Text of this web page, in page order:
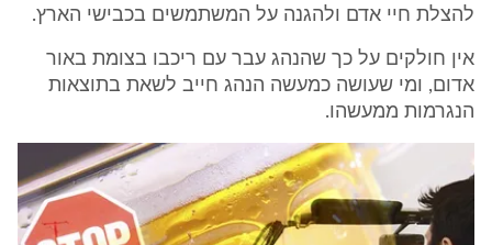
להצלת חיי אדם ולהגנה על המשתמשים בכבישי הארץ.
אין חולקים על כך שהנהג עבר עם ריכבו בצומת באור
אדום, ומי שעושה כמעשה הנהג חייב לשאת בתוצאות
הנגרמות ממעשהו.